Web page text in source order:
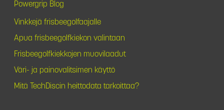
Powergrip Blog
Vinkkejä frisbeegolfaajalle
Apua frisbeegolfkiekon valintaan
Frisbeegolfkiekkojen muovilaadut
Väri- ja painovalitsimen käyttö
Mitä TechDiscin heittodata tarkoittaa?